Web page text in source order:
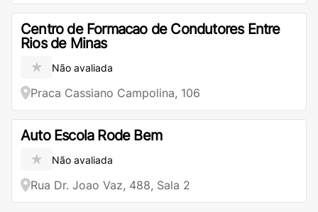
Centro de Formacao de Condutores Entre
Rios de Minas
★ Não avaliada
Praca Cassiano Campolina, 106
Auto Escola Rode Bem
★ Não avaliada
Rua Dr. Joao Vaz, 488, Sala 2